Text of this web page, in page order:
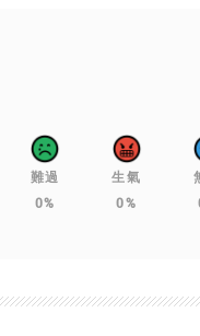
難過
0%
生氣
0%